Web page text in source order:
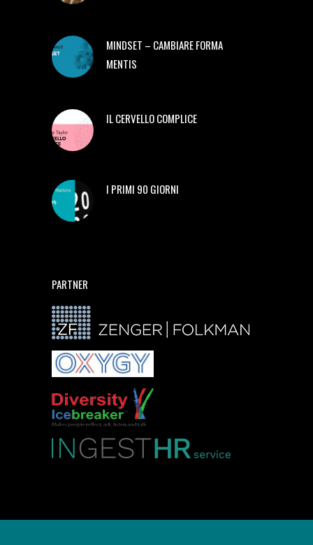
MINDSET – CAMBIARE FORMA
MENTIS
IL CERVELLO COMPLICE
I PRIMI 90 GIORNI
PARTNER